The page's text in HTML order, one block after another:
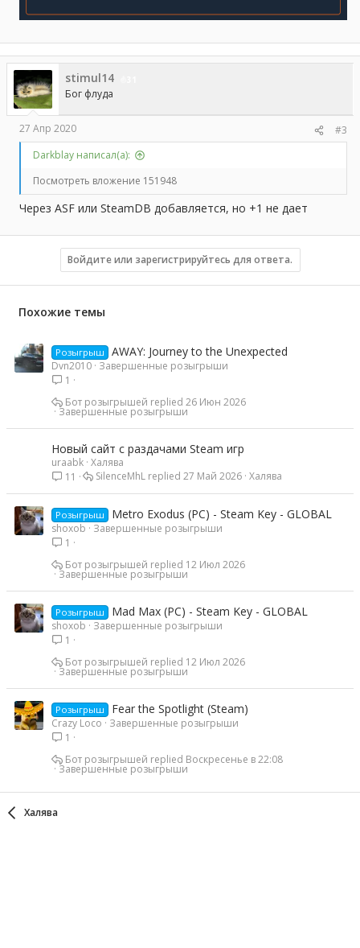
stimul14
Бог флуда
27 Апр 2020
#3
Darkblay написал(а):
Посмотреть вложение 151948
Через ASF или SteamDB добавляется, но +1 не дает
Войдите или зарегистрируйтесь для ответа.
Похожие темы
Розыгрыш AWAY: Journey to the Unexpected
Dvn2010 Завершенные розыгрыши
1
Завершенные розыгрыши
26 Июн 2026
Бот розыгрышей
Новый сайт с раздачами Steam игр
uraabk Халява
11
Халява
27 Май 2026
SilenceMhL
Розыгрыш Metro Exodus (PC) - Steam Key - GLOBAL
shoxob
Завершенные розыгрыши
1
Завершенные розыгрыши
12 Июл 2026
Бот розыгрышей
Розыгрыш Mad Max (PC) - Steam Key - GLOBAL
shoxob
Завершенные розыгрыши
1
Завершенные розыгрыши
12 Июл 2026
Бот розыгрышей
Розыгрыш Fear the Spotlight (Steam)
Crazy Loco
Завершенные розыгрыши
1
Завершенные розыгрыши
Воскресенье в 22:08
Бот розыгрышей
Халява